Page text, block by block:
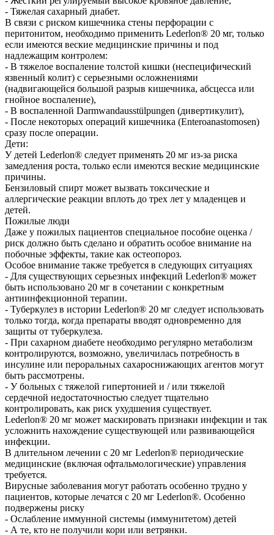
- Тяжелая сахарный диабет.
В связи с риском кишечника стены перфорации с
перитонитом, необходимо применить Lederlon® 20 мг, только
если имеются веские медицинские причины и под
надлежащим контролем:
- В тяжелое воспаление толстой кишки (неспецифический
язвенный колит) с серьезными осложнениями
(надвигающейся большой разрыв кишечника, абсцесса или
гнойное воспаление),
- В воспаленной Darmwandausstülpungen (дивертикулит),
- После некоторых операций кишечника (Enteroanastomosen)
сразу после операции.
Дети:
У детей Lederlon® следует применять 20 мг из-за риска
замедления роста, только если имеются веские медицинские
причины.
Бензиловый спирт может вызвать токсические и
аллергические реакции вплоть до трех лет у младенцев и
детей.
Пожилые люди
Даже у пожилых пациентов специальное пособие оценка /
риск должно быть сделано и обратить особое внимание на
побочные эффекты, такие как остеопороз.
Особое внимание также требуется в следующих ситуациях
- Для существующих серьезных инфекций Lederlon® может
быть использовано 20 мг в сочетании с конкретным
антиинфекционной терапии.
- Туберкулез в истории Lederlon® 20 мг следует использовать
только тогда, когда препараты вводят одновременно для
защиты от туберкулеза.
- При сахарном диабете необходимо регулярно метаболизм
контролируются, возможно, увеличилась потребность в
инсулине или пероральных сахароснижающих агентов могут
быть рассмотрены.
- У больных с тяжелой гипертонией и / или тяжелой
сердечной недостаточностью следует тщательно
контролировать, как риск ухудшения существует.
Lederlon® 20 мг может маскировать признаки инфекции и так
усложнить нахождение существующей или развивающейся
инфекции.
В длительном лечении с 20 мг Lederlon® периодические
медицинские (включая офтальмологические) управления
требуется.
Вирусные заболевания могут работать особенно трудно у
пациентов, которые лечатся с 20 мг Lederlon®. Особенно
подвержены риску
- Ослабление иммунной системы (иммунитетом) детей
- А те, кто не получили кори или ветрянки.